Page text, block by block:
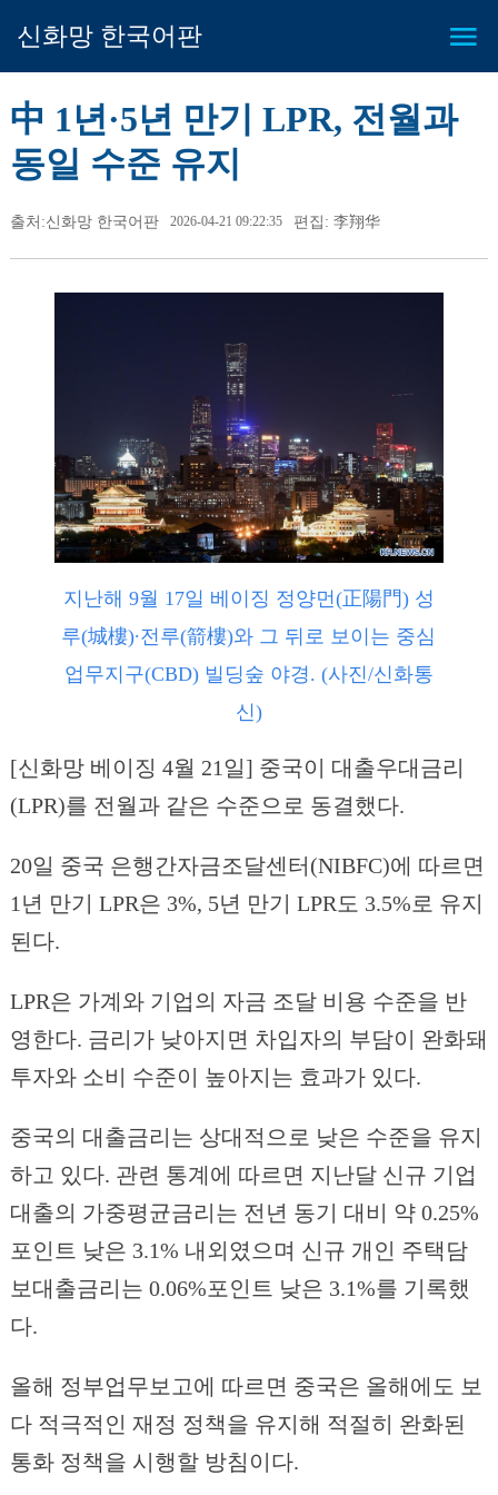
신화망 한국어판
中 1년·5년 만기 LPR, 전월과
동일 수준 유지
출처:신화망 한국어판 2026-04-21 09:22:35 편집: 李翔华
지난해 9월 17일 베이징 정양먼(正陽門) 성
루(城樓)∙전루(箭樓)와 그 뒤로 보이는 중심
업무지구(CBD) 빌딩숲 야경. (사진/신화통
신)
[신화망 베이징 4월 21일] 중국이 대출우대금리
(LPR)를 전월과 같은 수준으로 동결했다.
20일 중국 은행간자금조달센터(NIBFC)에 따르면
1년 만기 LPR은 3%, 5년 만기 LPR도 3.5%로 유지
된다.
LPR은 가계와 기업의 자금 조달 비용 수준을 반
영한다. 금리가 낮아지면 차입자의 부담이 완화돼
투자와 소비 수준이 높아지는 효과가 있다.
중국의 대출금리는 상대적으로 낮은 수준을 유지
하고 있다. 관련 통계에 따르면 지난달 신규 기업
대출의 가중평균금리는 전년 동기 대비 약 0.25%
포인트 낮은 3.1% 내외였으며 신규 개인 주택담
보대출금리는 0.06%포인트 낮은 3.1%를 기록했
다.
올해 정부업무보고에 따르면 중국은 올해에도 보
다 적극적인 재정 정책을 유지해 적절히 완화된
통화 정책을 시행할 방침이다.